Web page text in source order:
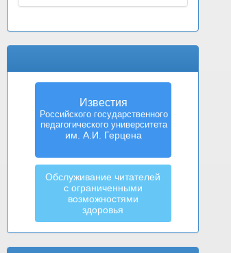
Известия
Российского государственного
педагогического университета
им. А.И. Герцена
Обслуживание читателей
с ограниченными
возможностями
здоровья